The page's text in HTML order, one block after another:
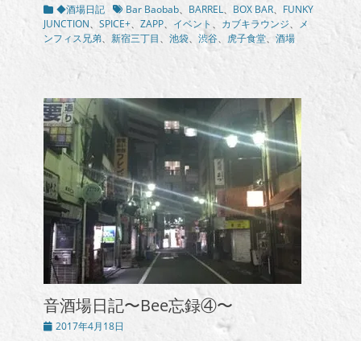
カ
テ
ゴ
◆酒場日記 タ
グ
Bar Baobab、 BARREL、 BOX BAR、 FUNKY
JUNCTION、 SPICE+、 ZAPP、 イベント 、 カブキラウンジ、
メ
ンフィス兄弟、 新宿三丁目、 池袋、 渋谷、 虎子食堂、 酒場
音酒場日記〜Bee忘録④〜
投 2017年4月18日